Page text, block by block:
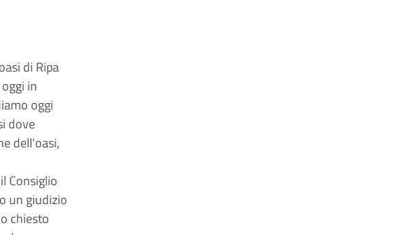
di Ripa
in
oggi
dove
dell'oasi,
Consiglio
un giudizio
chiesto